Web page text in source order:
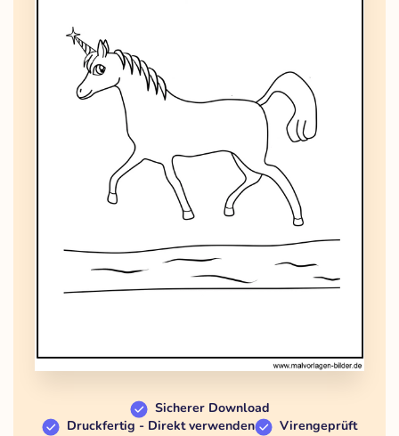
Sicherer Download
Druckfertig - Direkt verwenden
Virengeprüft